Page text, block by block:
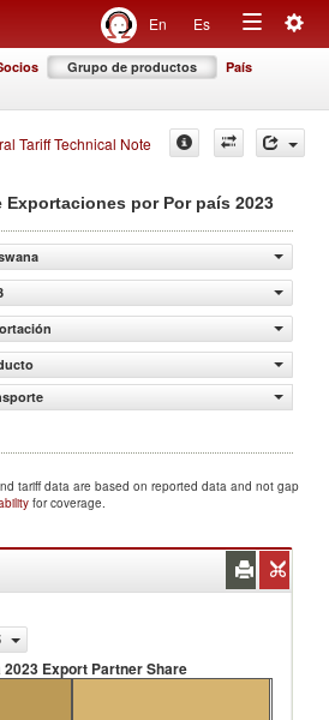
En Es
Toggle
Grupo de productos País
Tariff Technical Note
Exportaciones por Por país 2023
tariff data are based on reported data and not gap
for coverage.
2023 Export Partner Share